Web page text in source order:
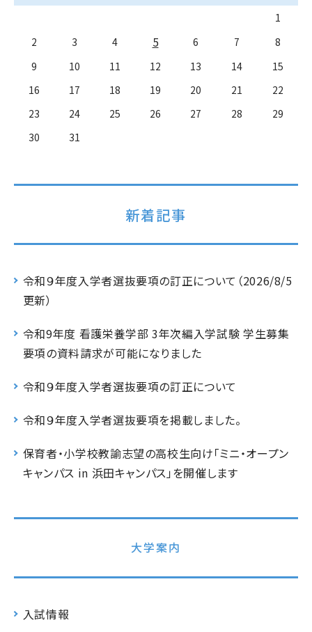
1
2
3 4 5 6 7
8
9
10 11 12 13 14
15
16
17 18 19 20 21
22
23
24 25 26 27 28
29
30
31
新着記事
令和９年度入学者選抜要項の訂正について（2026/8/5
更新）
令和9年度 看護栄養学部 3年次編入学試験 学生募集
要項の資料請求が可能になりました
令和９年度入学者選抜要項の訂正について
令和９年度入学者選抜要項を掲載しました。
保育者・小学校教諭志望の高校生向け「ミニ・オープン
キャンパス in 浜田キャンパス」を開催します
大学案内
入試情報